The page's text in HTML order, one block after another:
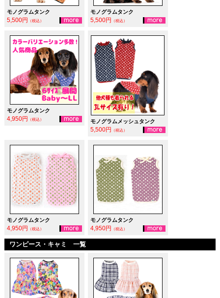
モノグラムタンク
5,500円 （税込）
モノグラムタンク
5,500円 （税込）
モノグラムタンク
4,950円 （税込） モノグラムメッシュタンク
5,500円 （税込）
モノグラムタンク
4,950円 （税込）
モノグラムタンク
4,950円 （税込）
ワンピース・キャミ 一覧